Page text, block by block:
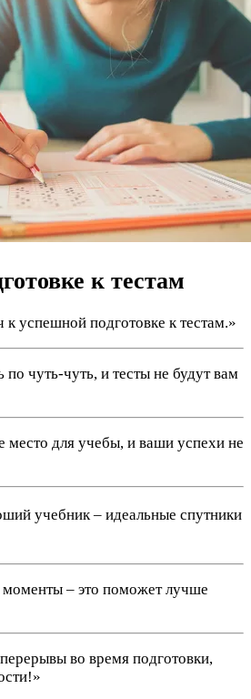
к тестам
успешной подготовке к тестам.»
чуть-чуть, и тесты не будут вам
место для учебы, и ваши успехи не
учебник – идеальные спутники
– это поможет лучше
во время подготовки,